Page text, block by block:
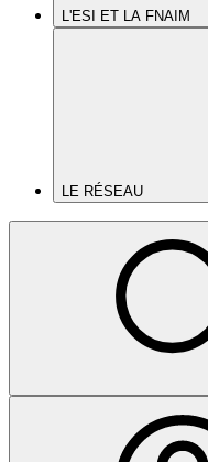
L'ESI ET LA FNAIM
LE RÉSEAU